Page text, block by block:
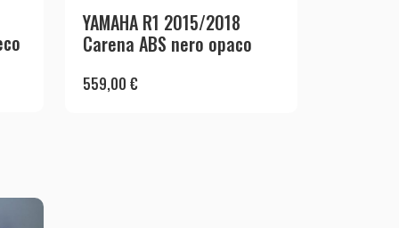
YAMAHA R1 2015/2018
Carena ABS nero opaco
559,00 €